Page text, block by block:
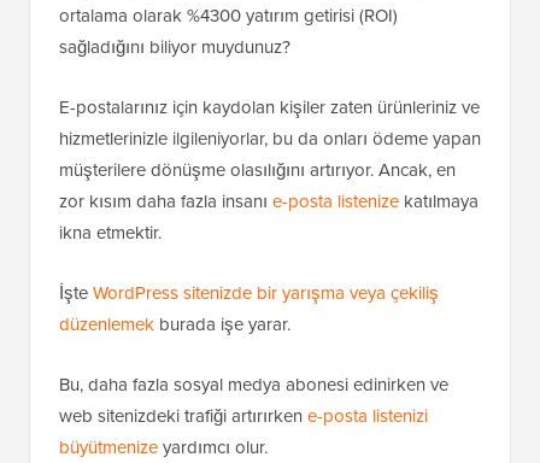
ortalama olarak %4300 yatırım getirisi (ROI)
sağladığını biliyor muydunuz?
E-postalarınız için kaydolan kişiler zaten ürünleriniz ve
hizmetlerinizle ilgileniyorlar, bu da onları ödeme yapan
müşterilere dönüşme olasılığını artırıyor. Ancak, en
zor kısım daha fazla insanı e-posta listenize katılmaya
ikna etmektir.
İşteWordPress sitenizde bir yarışma veya çekiliş
düzenlemek burada işe yarar.
Bu, daha fazla sosyal medya abonesi edinirken ve
web sitenizdeki trafiği artırırken e-posta listenizi
büyütmenizeyardımcı olur.